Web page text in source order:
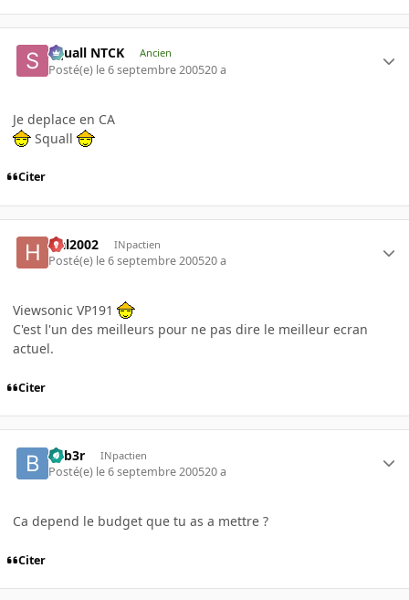
Squall NTCK Ancien
Posté(e) le 6 septembre 200520 a
Je deplace en CA
Squall
Citer
Hal2002 INpactien
Posté(e) le 6 septembre 200520 a
Viewsonic VP191
C'est l'un des meilleurs pour ne pas dire le meilleur ecran
actuel.
Citer
beb3r INpactien
Posté(e) le 6 septembre 200520 a
Ca depend le budget que tu as a mettre ?
Citer